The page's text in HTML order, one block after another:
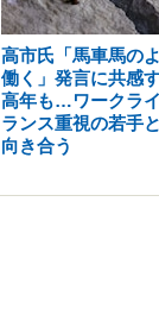
高市氏「馬車馬の
働く」発言に共感
高年も…ワークラ
ランス重視の若手
向き合う